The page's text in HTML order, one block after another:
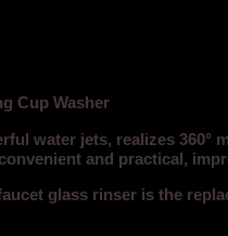
Cup Washer
water jets, realizes
and practical,
glass rinser is the